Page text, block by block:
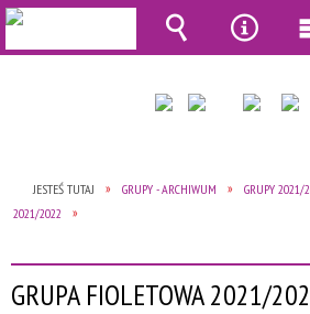
JESTEŚ TUTAJ GRUPY - ARCHIWUM GRUPY 2021/
2021/2022
GRUPA FIOLETOWA 2021/